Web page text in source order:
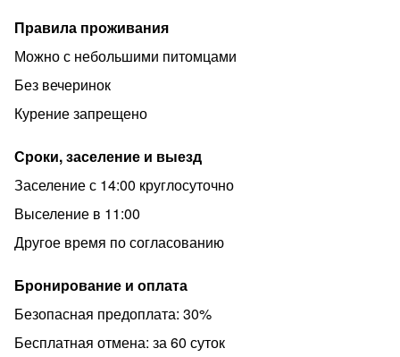
Правила проживания
Можно с небольшими питомцами
Без вечеринок
Курение запрещено
Сроки, заселение и выезд
Заселение с 14:00 круглосуточно
Выселение в 11:00
Другое время по согласованию
Бронирование и оплата
Безопасная предоплата: 30%
Бесплатная отмена: за 60 суток